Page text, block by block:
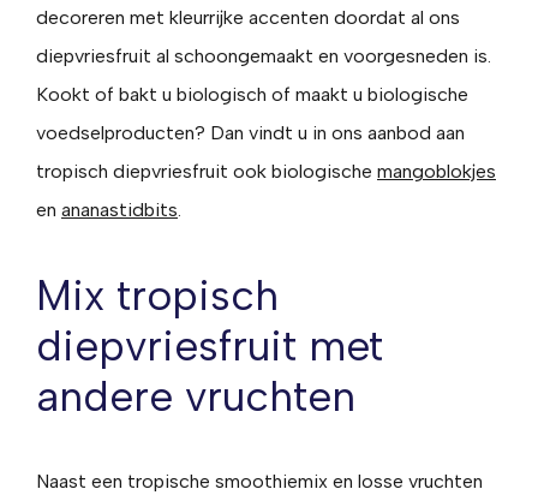
decoreren met kleurrijke accenten doordat al ons
diepvriesfruit al schoongemaakt en voorgesneden is.
Kookt of bakt u biologisch of maakt u biologische
voedselproducten? Dan vindt u in ons aanbod aan
tropisch diepvriesfruit ook biologische mangoblokjes
en ananastidbits
Mix tropisch
diepvriesfruit met
andere vruchten
Naast een tropische smoothiemix en losse vruchten